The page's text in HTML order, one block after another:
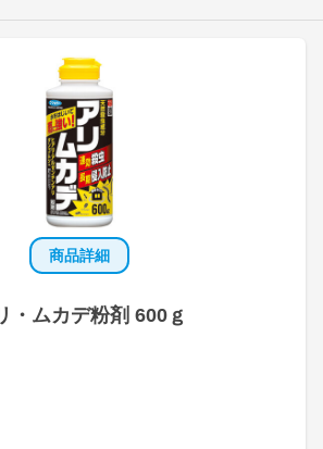
ちら
商品詳細
・ムカデ粉剤 600ｇ